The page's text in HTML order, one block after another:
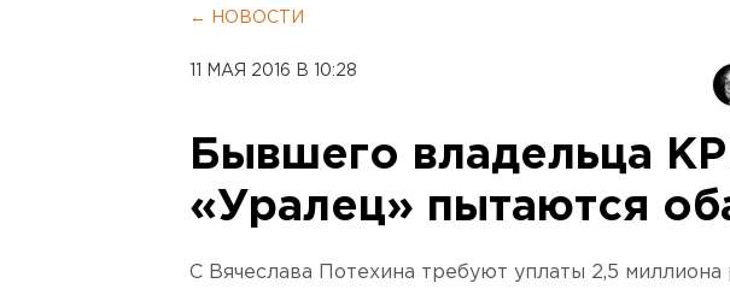
Челябинск
← НОВОСТИ
11 МАЯ 2016 В 10:28
Бывшего владельца
«Уралец» пытаются
С Вячеслава Потехина требуют уплаты 2,5 миллиона